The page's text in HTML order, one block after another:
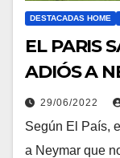
DESTACADAS HOME
EL PARIS
ADIÓS A
29/06/2022
Según El País,
a Neymar que